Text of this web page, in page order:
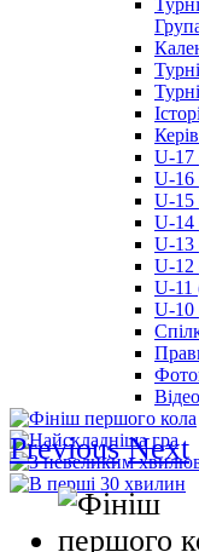
U-17
U-16
U-15
U-14
U-13
U-12
U-11
U-10
Previous Next